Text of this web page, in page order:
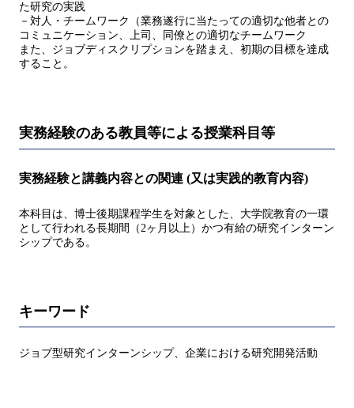
た研究の実践
－対人・チームワーク（業務遂行に当たっての適切な他者との
コミュニケーション、上司、同僚との適切なチームワーク
また、ジョブディスクリプションを踏まえ、初期の目標を達成
すること。
実務経験のある教員等による授業科目等
実務経験と講義内容との関連 (又は実践的教育内容)
本科目は、博士後期課程学生を対象とした、大学院教育の一環
として行われる長期間（2ヶ月以上）かつ有給の研究インターン
シップである。
キーワード
ジョブ型研究インターンシップ、企業における研究開発活動